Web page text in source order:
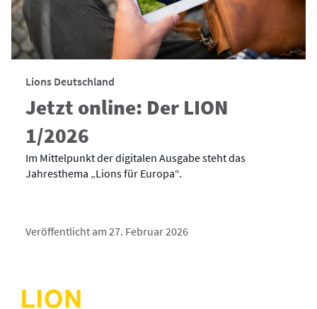
Lions Deutschland
Jetzt online: Der LION
1/2026
Im Mittelpunkt der digitalen Ausgabe steht das
Jahresthema „Lions für Europa“.
Veröffentlicht am 27. Februar 2026